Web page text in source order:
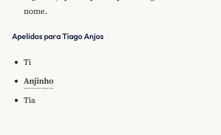
nome.
Apelidos para Tiago Anjos
Ti
Anjinho
Tia